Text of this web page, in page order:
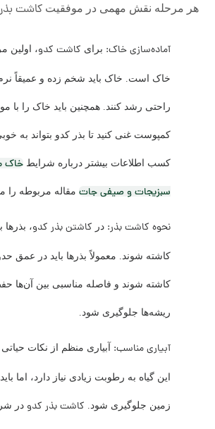
هر مرحله نقش مهمی در موفقیت کاشت
آماده‌سازی خاک: برای کاشت کدو، اولین
خاک است. خاک باید شخم زده و عمیقاً
راحتی رشد کنند. همچنین باید خاک را با
کمپوست غنی کنید تا بذر کدو بتواند به
کسب اطلاعات بیشتر درباره شرایط خاک
سبزیجات و صیفی جات مقاله مربوطه را
نحوه کاشت بذر: در کاشتن بذر کدو،
کاشته شوند و فاصله مناسبی بین آن‌ها
ریشه‌ها جلوگیری شود.
آبیاری مناسب: آبیاری منظم از نکات
این گیاه به رطوبت زیادی نیاز دارد، اما
زمین جلوگیری شود. کاشت بذر کدو در